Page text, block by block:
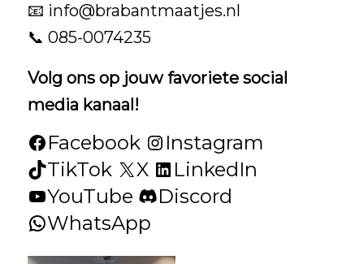
📧 info@brabantmaatjes.nl
📞 085-0074235
Volg ons op jouw favoriete social
media kanaal!
Facebook
Instagram
TikTok
X
LinkedIn
YouTube
Discord
WhatsApp